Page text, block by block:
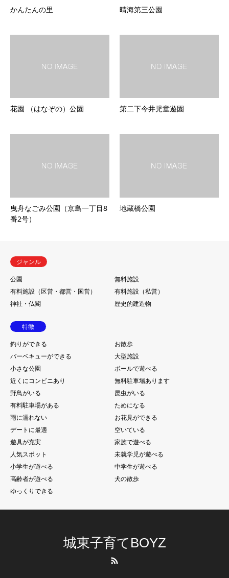
かんたんの里 晴海第三公園
花園 （はなぞの）公園 第二下今井児童遊園
曳舟なごみ公園（京島一丁目8
番2号）
地蔵橋公園
ジャンル
公園
無料施設
有料施設（区営・都営・国営）
有料施設（私営）
神社・仏閣
歴史的建造物
特徴
釣りができる
お散歩
バーベキューができる
大型施設
小さな公園
ボールで遊べる
近くにコンビニあり
無料駐車場あります
野鳥がいる
昆虫がいる
有料駐車場がある
ためになる
雨に濡れない
お花見ができる
デートに最適
空いている
遊具が充実
家族で遊べる
人気スポット
未就学児が遊べる
小学生が遊べる
中学生が遊べる
高齢者が遊べる
犬の散歩
ゆっくりできる
城東子育てBOYZ